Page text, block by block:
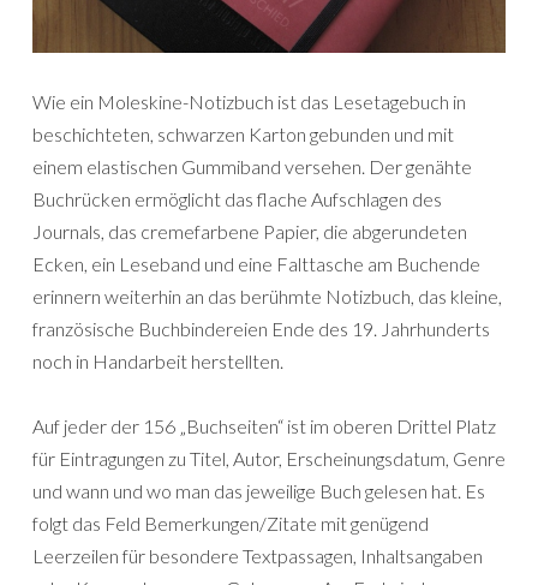
Wie ein Moleskine-Notizbuch ist das Lesetagebuch in
beschichteten, schwarzen Karton gebunden und mit
einem elastischen Gummiband versehen. Der genähte
Buchrücken ermöglicht das flache Aufschlagen des
Journals, das cremefarbene Papier, die abgerundeten
Ecken, ein Leseband und eine Falttasche am Buchende
erinnern weiterhin an das berühmte Notizbuch, das kleine,
französische Buchbindereien Ende des 19. Jahrhunderts
noch in Handarbeit herstellten.
Auf jeder der 156 „Buchseiten“ ist im oberen Drittel Platz
für Eintragungen zu Titel, Autor, Erscheinungsdatum, Genre
und wann und wo man das jeweilige Buch gelesen hat. Es
folgt das Feld Bemerkungen/Zitate mit genügend
Leerzeilen für besondere Textpassagen, Inhaltsangaben